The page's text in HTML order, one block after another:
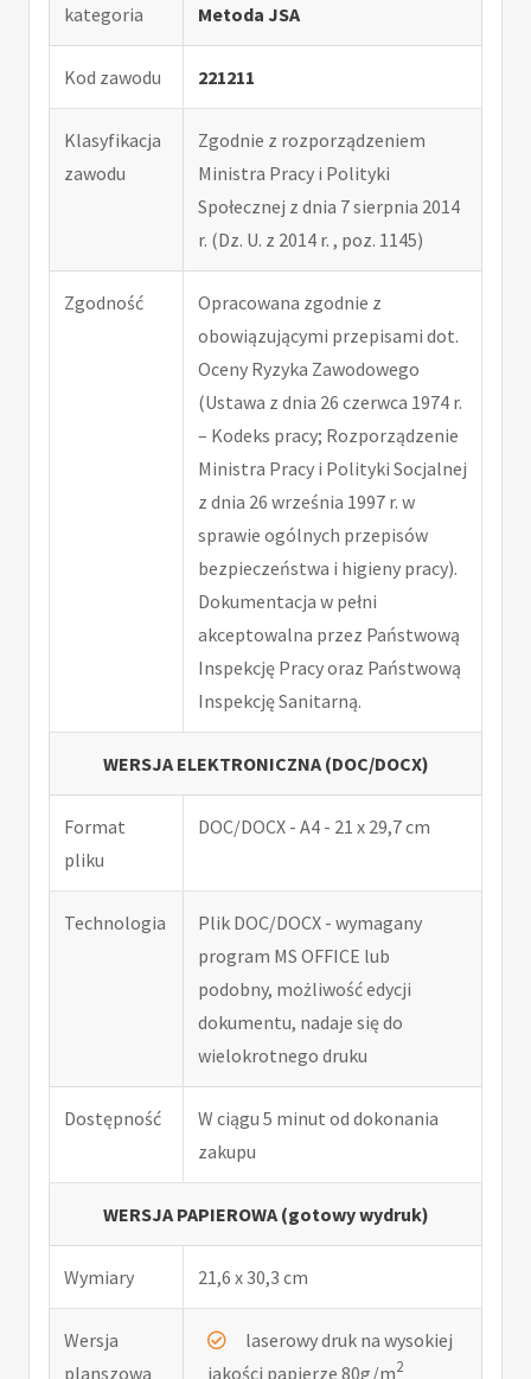
kategoria
Metoda JSA
Kod zawodu 221211
Klasyfikacja
zawodu
Zgodnie z rozporządzeniem
Ministra Pracy i Polityki
Społecznej z dnia 7 sierpnia 2014
r. (Dz. U. z 2014 r. , poz. 1145)
Zgodność
Opracowana zgodnie z
obowiązującymi przepisami dot.
Oceny Ryzyka Zawodowego
(Ustawa z dnia 26 czerwca 1974 r.
– Kodeks pracy; Rozporządzenie
Ministra Pracy i Polityki Socjalnej
z dnia 26 września 1997 r. w
sprawie ogólnych przepisów
bezpieczeństwa i higieny pracy).
Dokumentacja w pełni
akceptowalna przez Państwową
Inspekcję Pracy oraz Państwową
Inspekcję Sanitarną.
WERSJA ELEKTRONICZNA (DOC/DOCX)
Format
pliku
DOC/DOCX - A4 - 21 x 29,7 cm
Technologia
Plik DOC/DOCX - wymagany
program MS OFFICE lub
podobny, możliwość edycji
dokumentu, nadaje się do
wielokrotnego druku
Dostępność
W ciągu 5 minut od dokonania
zakupu
WERSJA PAPIEROWA (gotowy wydruk)
Wymiary 21,6 x 30,3 cm
Wersja
planszowa
laserowy druk na wysokiej
jakości papierze 80g/m2